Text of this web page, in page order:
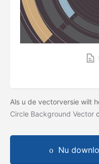
Als u de vectorversie wilt
Circle Background Vector
Nu